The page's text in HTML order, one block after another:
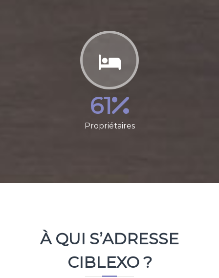
61
Propriétaires
À QUI S’ADRESSE
CIBLEXO ?